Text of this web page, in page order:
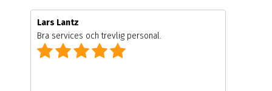
Lars Lantz
Bra services och trevlig personal.